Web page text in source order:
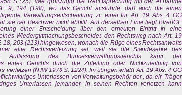
S.725). Wie großzügig die Rechtsprechung mit der Annahme
9, 194 (198), wo das Gericht ausführte, daß auch die einen
Verwaltungsentscheidung zu einer für Art. 19 Abs. 4 GG
sie der Beschwer nicht abhilft. Auf derselben Linie liegt BVerfGE
einer Entscheidung über den erneuten Eintritt in eine
Wiedergutmachungsbescheides den Rechtsweg nach Art. 19
18, 203 (213) hingewiesen, wonach die Rüge eines Rechtsanwalts
eine Rechtsverletzung sei, weil sie die Standesehre des
Auffassung des Bundesverwaltungsgerichts kann der
eines Gerichts durch die Zuteilung oder Nichtzuteilung von
verletzen (NJW 1976 S. 1224). Im übrigen erfaßt Art. 19 Abs. 4 GG
Unterlassen von Verwaltungsbehör den, da ein Träger
Unterlassen jemanden in seinen Rechten verletzen kann